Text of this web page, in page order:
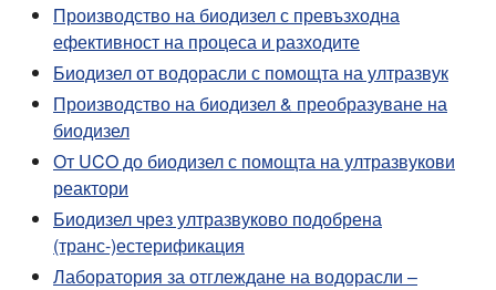
Производство на биодизел с превъзходна
ефективност на процеса и разходите
Биодизел от водорасли с помощта на ултразвук
Производство на биодизел & преобразуване на
биодизел
От UCO до биодизел с помощта на ултразвукови
реактори
Биодизел чрез ултразвуково подобрена
(транс-)естерификация
Лаборатория за отглеждане на водорасли –